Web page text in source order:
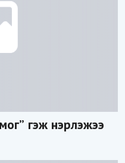
гэж нэрлэжээ